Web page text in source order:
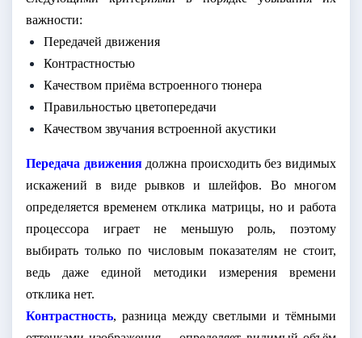
важности:
Передачей движения
Контрастностью
Качеством приёма встроенного тюнера
Правильностью цветопередачи
Качеством звучания встроенной акустики
Передача движениядолжна происходить без видимых
искажений в виде рывков и шлейфов. Во многом
определяется временем отклика матрицы, но и работа
процессора играет не меньшую роль, поэтому
выбирать только по числовым показателям не стоит,
ведь даже единой методики измерения времени
отклика нет.
Контрастность, разница между светлыми и тёмными